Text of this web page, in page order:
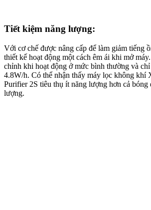
Tiết kiệm năng lượng:
Với cơ chế được nâng cấp để làm giảm tiếng
thiết kế hoạt động một cách êm ái khi mở
chỉnh khi hoạt động ở mức bình thường và
4.8W/h. Có thể nhận thấy máy lọc không
Purifier 2S tiêu thụ ít năng lượng hơn cả bóng
lượng.